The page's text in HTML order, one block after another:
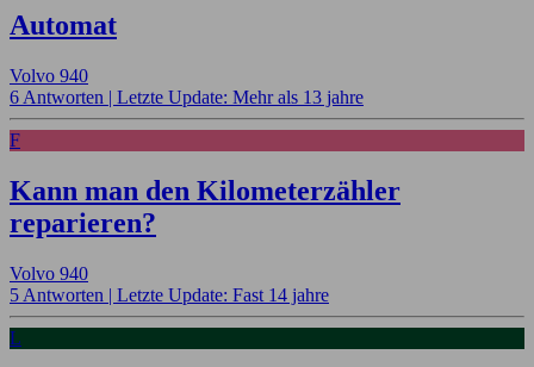
Automat
Volvo 940
6 Antworten | Letzte Update: Mehr als 13 jahre
F
Kann man den Kilometerzähler
reparieren?
Volvo 940
5 Antworten | Letzte Update: Fast 14 jahre
L